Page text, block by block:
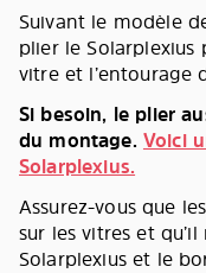
Suivant le modèle
plier le Solarplexius
vitre et l’entourage
Si besoin, le plier
du montage. Voici
Solarplexius.
Assurez-vous que
sur les vitres et
Solarplexius et le